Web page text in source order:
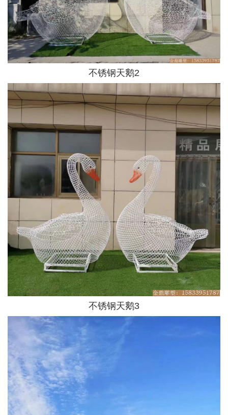
不锈钢天鹅2
不锈钢天鹅3